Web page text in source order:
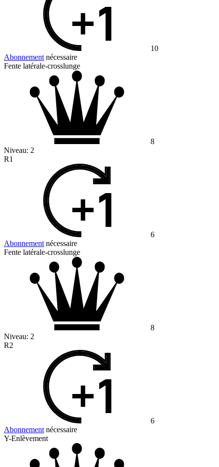
10
Abonnement nécessaire
Fente latérale-crosslunge
8
Niveau: 2
R1
6
Abonnement nécessaire
Fente latérale-crosslunge
8
Niveau: 2
R2
6
Abonnement nécessaire
Y-Enlèvement